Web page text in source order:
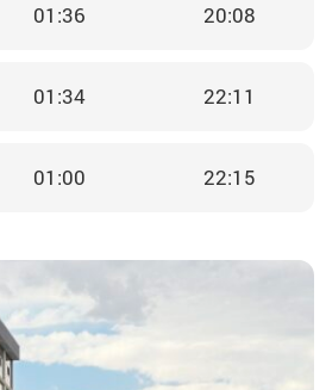
01:36 20:08
01:34 22:11
01:00 22:15